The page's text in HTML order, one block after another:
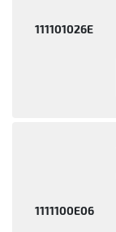
111101026E
1111100E06